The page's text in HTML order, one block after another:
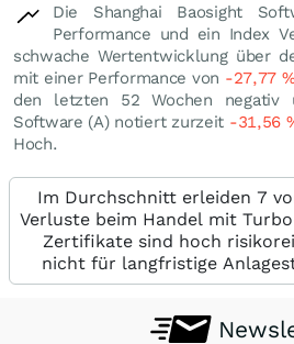
Die Shanghai Baosight
Performance und ein Index
schwache Wertentwicklung über
mit einer Performance von -27,77
den letzten 52 Wochen negativ
Software (A) notiert zurzeit -31,56
Hoch.
Im Durchschnitt erleiden 7
Verluste beim Handel mit
Zertifikate sind hoch
nicht für langfristige